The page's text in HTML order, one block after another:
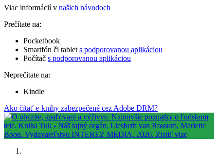
Viac informácií v našich návodoch
Prečítate na:
Pocketbook
Smartfón či tablet s podporovanou aplikáciou
Počítač s podporovanou aplikáciou
Neprečítate na:
Kindle
Ako čítať e-knihy zabezpečené cez Adobe DRM?